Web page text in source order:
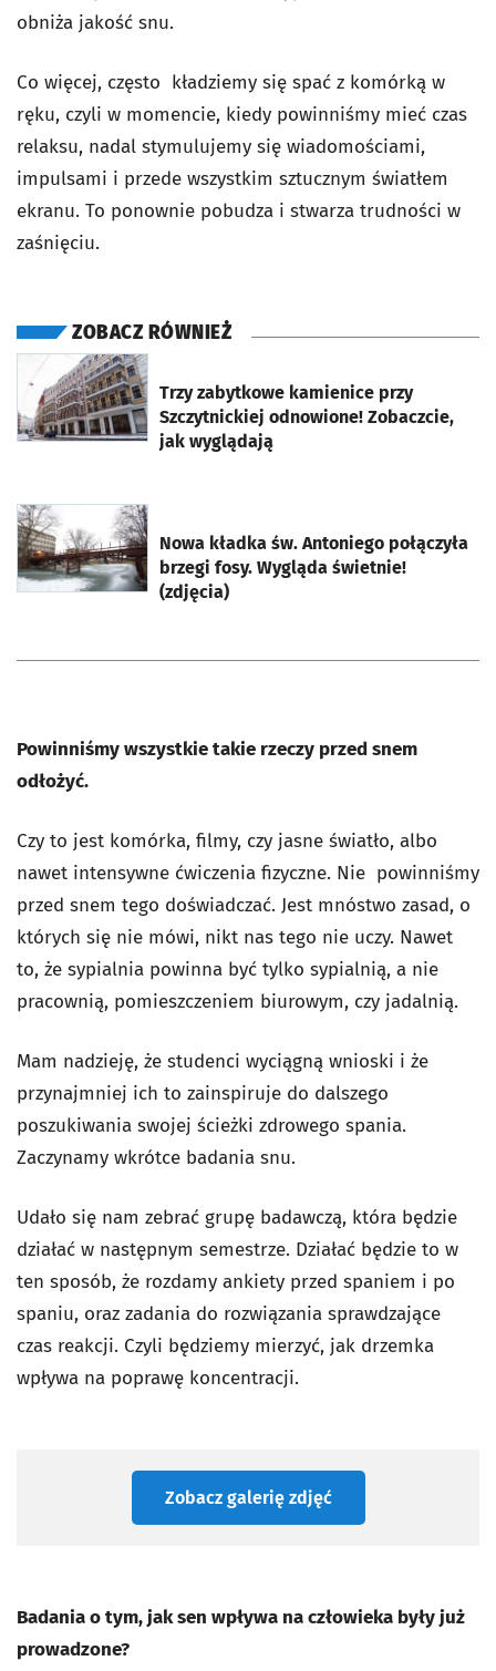
obniża jakość snu.
Co więcej, często kładziemy się spać z komórką w
ręku, czyli w momencie, kiedy powinniśmy mieć czas
relaksu, nadal stymulujemy się wiadomościami,
impulsami i przede wszystkim sztucznym światłem
ekranu. To ponownie pobudza i stwarza trudności w
zaśnięciu.
ZOBACZ RÓWNIEŻ
Trzy zabytkowe kamienice przy
Szczytnickiej odnowione! Zobaczcie,
jak wyglądają
otworzy się w nowej karcie
Nowa kładka św. Antoniego połączyła
brzegi fosy. Wygląda świetnie!
(zdjęcia)
otworzy się w nowej karcie
Powinniśmy wszystkie takie rzeczy przed snem
odłożyć.
Czy to jest komórka, filmy, czy jasne światło, albo
nawet intensywne ćwiczenia fizyczne. Nie powinniśmy
przed snem tego doświadczać. Jest mnóstwo zasad, o
których się nie mówi, nikt nas tego nie uczy. Nawet
to, że sypialnia powinna być tylko sypialnią, a nie
pracownią, pomieszczeniem biurowym, czy jadalnią.
Mam nadzieję, że studenci wyciągną wnioski i że
przynajmniej ich to zainspiruje do dalszego
poszukiwania swojej ścieżki zdrowego spania.
Zaczynamy wkrótce badania snu.
Udało się nam zebrać grupę badawczą, która będzie
działać w następnym semestrze. Działać będzie to w
ten sposób, że rozdamy ankiety przed spaniem i po
spaniu, oraz zadania do rozwiązania sprawdzające
czas reakcji. Czyli będziemy mierzyć, jak drzemka
wpływa na poprawę koncentracji.
Zobacz galerię zdjęć
Badania o tym, jak sen wpływa na człowieka były już
prowadzone?